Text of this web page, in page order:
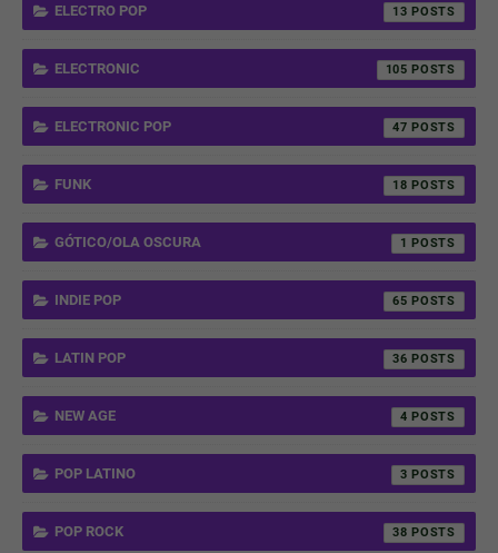
ELECTRO POP 13
ELECTRONIC 105
ELECTRONIC POP 47
FUNK 18
GÓTICO/OLA OSCURA 1
INDIE POP 65
LATIN POP 36
NEW AGE 4
POP LATINO 3
POP ROCK 38